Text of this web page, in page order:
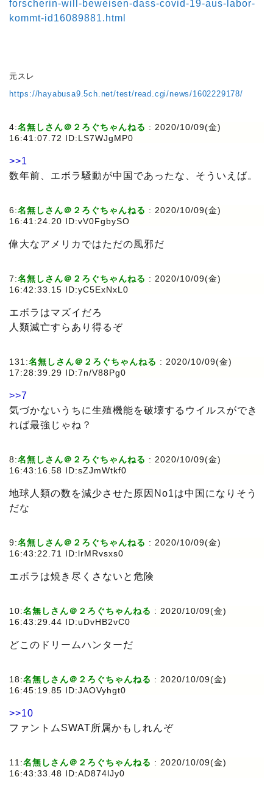
forscherin-will-beweisen-dass-covid-19-aus-labor-
kommt-id16089881.html
元スレ
https://hayabusa9.5ch.net/test/read.cgi/news/1602229178/
4:名無しさん＠２ろぐちゃんねる : 2020/10/09(金)
16:41:07.72 ID:LS7WJgMP0
>>1
数年前、エボラ騒動が中国であったな、そういえば。
6:名無しさん＠２ろぐちゃんねる : 2020/10/09(金)
16:41:24.20 ID:vV0FgbySO
偉大なアメリカではただの風邪だ
7:名無しさん＠２ろぐちゃんねる : 2020/10/09(金)
16:42:33.15 ID:yC5ExNxL0
エボラはマズイだろ
人類滅亡すらあり得るぞ
131:名無しさん＠２ろぐちゃんねる : 2020/10/09(金)
17:28:39.29 ID:7n/V88Pg0
>>7
気づかないうちに生殖機能を破壊するウイルスができ
れば最強じゃね？
8:名無しさん＠２ろぐちゃんねる : 2020/10/09(金)
16:43:16.58 ID:sZJmWtkf0
地球人類の数を減少させた原因No1は中国になりそう
だな
9:名無しさん＠２ろぐちゃんねる : 2020/10/09(金)
16:43:22.71 ID:lrMRvsxs0
エボラは焼き尽くさないと危険
10:名無しさん＠２ろぐちゃんねる : 2020/10/09(金)
16:43:29.44 ID:uDvHB2vC0
どこのドリームハンターだ
18:名無しさん＠２ろぐちゃんねる : 2020/10/09(金)
16:45:19.85 ID:JAOVyhgt0
>>10
ファントムSWAT所属かもしれんぞ
11:名無しさん＠２ろぐちゃんねる : 2020/10/09(金)
16:43:33.48 ID:AD874lJy0